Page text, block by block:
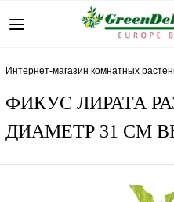
интернет-магазин комнатных
ФИКУС ЛИРАТА
ДИАМЕТР 31 СМ